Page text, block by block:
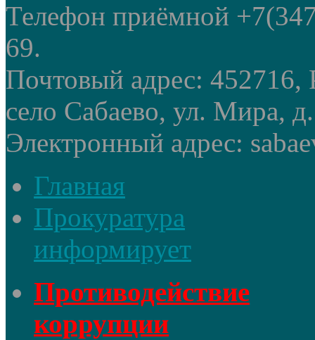
Телефон приёмной
69.
Почтовый адрес: 452716,
село Сабаево, ул. Мира,
Электронный адрес:
Главная
Прокуратура
информирует
Противодействие
коррупции